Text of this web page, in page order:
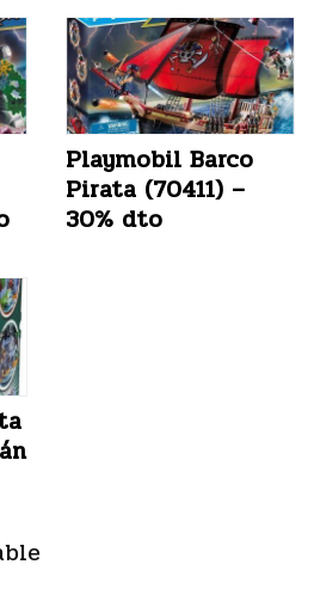
Playmobil Barco
Pirata (70411) –
30% dto